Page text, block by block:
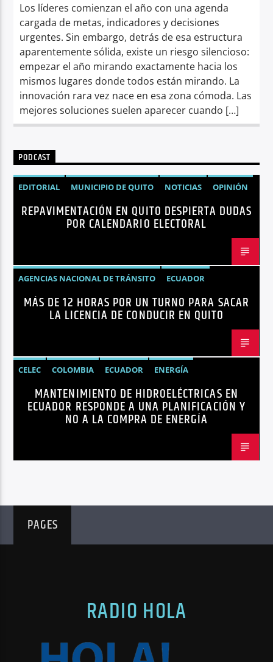
Los líderes comienzan el año con una agenda
cargada de metas, indicadores y decisiones
urgentes. Sin embargo, detrás de esa estructura
aparentemente sólida, existe un riesgo silencioso:
empezar el año mirando exactamente hacia los
mismos lugares donde todos están mirando. La
innovación rara vez nace en esa zona cómoda. Las
mejores soluciones suelen aparecer cuando […]
PODCAST
EDITORIAL MUNICIPIO DE QUITO NOTICIAS
OPINIÓN
QUITO
REPAVIMENTACIÓN
REPAVIMENTACIÓN EN QUITO DESPIERTA DUDAS
POR CALENDARIO ELECTORAL
AGENCIAS NACIONAL DE TRÁNSITO
ECUADOR
LICENCIAS
NOTICIAS
MÁS DE 12 HORAS POR UN TURNO PARA SACAR
LA LICENCIA DE CONDUCIR EN QUITO
CELEC COLOMBIA ECUADOR
ENERGÍA
HIDROELÉCTRICAS
NOTICIAS
MANTENIMIENTO DE HIDROELÉCTRICAS EN
ECUADOR RESPONDE A UNA PLANIFICACIÓN Y
NO A LA COMPRA DE ENERGÍA
PAGES
RADIO HOLA